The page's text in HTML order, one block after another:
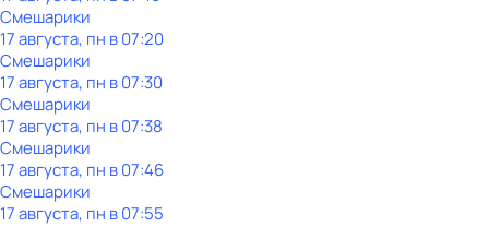
Смешарики
17 августа, пн в 07:20
Смешарики
17 августа, пн в 07:30
Смешарики
17 августа, пн в 07:38
Смешарики
17 августа, пн в 07:46
Смешарики
17 августа, пн в 07:55